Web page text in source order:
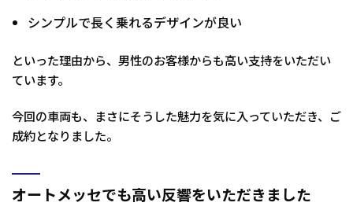
シンプルで長く乗れるデザインが良い
といった理由から、男性のお客様からも高い支持をいただい
ています。
今回の車両も、まさにそうした魅力を気に入っていただき、ご
成約となりました。
オートメッセでも高い反響をいただきました